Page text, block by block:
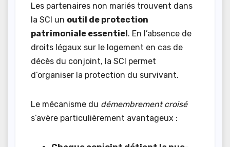
Les partenaires non mariés trouvent dans
la SCI un outil de protection
patrimoniale essentiel. En l’absence de
droits légaux sur le logement en cas de
décès du conjoint, la SCI permet
d’organiser la protection du survivant.
Le mécanisme du démembrement croisé
s’avère particulièrement avantageux :